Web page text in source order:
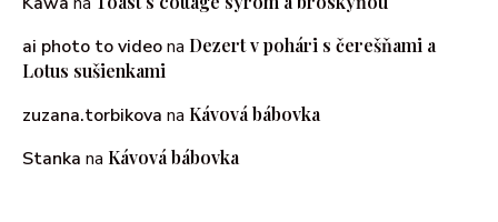
ai photo to videona Dezert v pohári s čerešňami a
Lotus sušienkami
zuzana.torbikova na Kávová bábovka
Stanka na Kávová bábovka